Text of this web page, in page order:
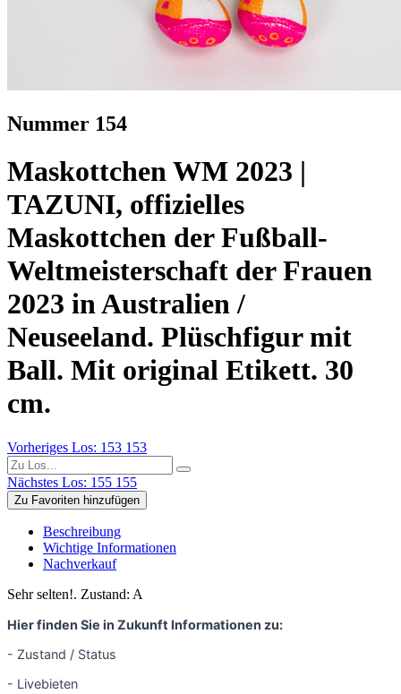
Nummer 154
Maskottchen WM 2023 |
TAZUNI, offizielles
Maskottchen der Fußball-
Weltmeisterschaft der Frauen
2023 in Australien /
Neuseeland. Plüschfigur mit
Ball. Mit original Etikett. 30
cm.
Vorheriges Los: 153 153
Nächstes Los: 155 155
Zu Favoriten hinzufügen
Beschreibung
Wichtige Informationen
Nachverkauf
Sehr selten!. Zustand: A
Hier finden Sie in Zukunft Informationen zu:
- Zustand / Status
- Livebieten